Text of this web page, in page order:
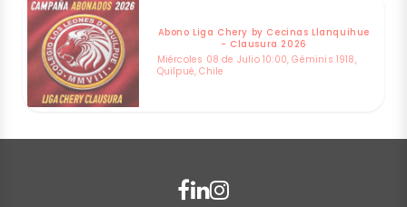
Abono Liga Chery by Cecinas Llanquihue
- Clausura 2026
Miércoles 08 de Julio 10:00, Géminis 1918,
Quilpué, Chile